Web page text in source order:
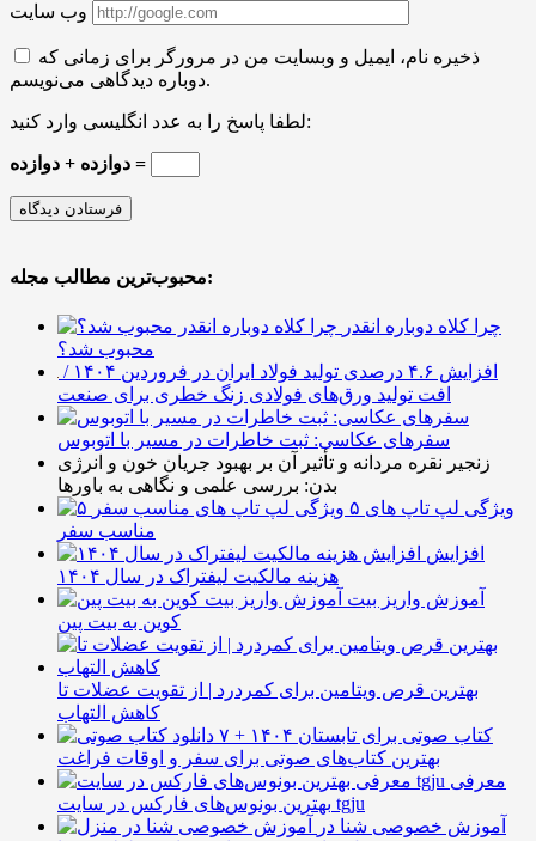
وب سایت
ذخیره نام، ایمیل و وبسایت من در مرورگر برای زمانی که
دوباره دیدگاهی می‌نویسم.
لطفا پاسخ را به عدد انگلیسی وارد کنید:
دوازده + دوازده =
محبوب‌ترین مطالب مجله:
چرا کلاه دوباره انقدر
محبوب شد؟
افزایش ۴.۶ درصدی تولید فولاد ایران در فروردین ۱۴۰۴ /
افت تولید ورق‌های فولادی زنگ خطری برای صنعت
سفرهای عکاسی: ثبت خاطرات در مسیر با اتوبوس
زنجیر نقره مردانه و تأثیر آن بر بهبود جریان خون و انرژی
بدن: بررسی علمی و نگاهی به باورها
۵ ویژگی لپ تاپ های
مناسب سفر
افزایش
هزینه مالکیت لیفتراک در سال ۱۴۰۴
آموزش واریز بیت
کوین به بیت پین
بهترین قرص ویتامین برای کمردرد | از تقویت عضلات تا
کاهش التهاب
۷ کتاب صوتی برای تابستان ۱۴۰۴ +
بهترین کتاب‌های صوتی برای سفر و اوقات فراغت
معرفی
بهترین بونوس‌های فارکس در سایت tgju
آموزش خصوصی شنا در